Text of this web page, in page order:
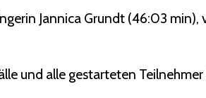
Jannica Grundt (46:03
und alle gestarteten